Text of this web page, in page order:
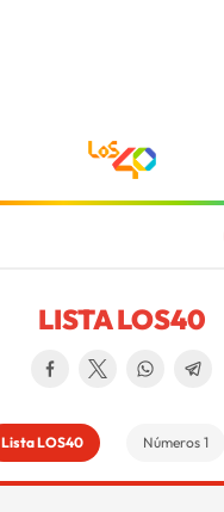
LISTA LOS40
Lista LOS40 Números 1